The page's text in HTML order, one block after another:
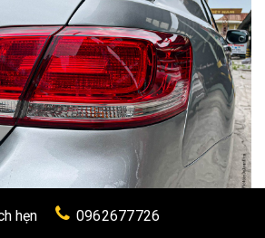
hẹn 0962677726